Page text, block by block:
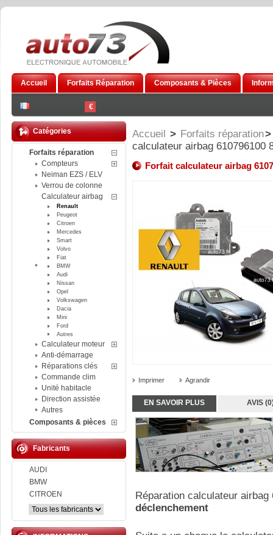
€
Accueil Forfaits Réparation Composants & Pièces
Catégories
Forfaits réparation
Compteurs
Neiman EZS / ELV
Verrou de colonne
Calculateur airbag
Renault
Peugeot
Citroen
Mercedes
Smart
Volvo
Fiat
BMW
Audi
Nissan
Opel
Volkswagen
Dacia
Mini
Ford
Autres
Calculateur moteur
Anti-démarrage
Réparations clés
Commande clim
Unité habitacle
Direction assistée
Autres
Composants & pièces
Fabricants
AUDI
BMW
CITROEN
Accueil > Forfaits réparation>
calculateur airbag 610796100
Forfait calculateur airbag
Imprimer Agrandir
EN SAVOIR PLUS AVIS
Réparation calculateur airbag
déclenchement